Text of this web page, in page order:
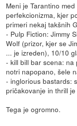
Meni je Tarantino
perfekcionizma, kjer
primeri nekaj takšnih
- Pulp Fiction: Jimmy
Wolf (prizor, kjer se
... je izreden), 10/10
- kill bill bar scena:
notri napopano, šele
- inglorious bastards:
pričakovanje in thrill
Tega je ogromno.